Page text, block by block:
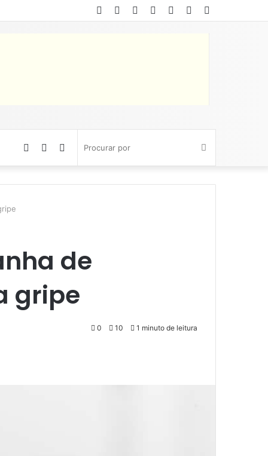
Artigo
aleatório
Entrar
Instagram
YouTube
Twitter
Facebook
Procurar
por
Switch
skin
Barra
Lateral
Artigo
aleatório
de
gripe
0 10 1 minuto de leitura